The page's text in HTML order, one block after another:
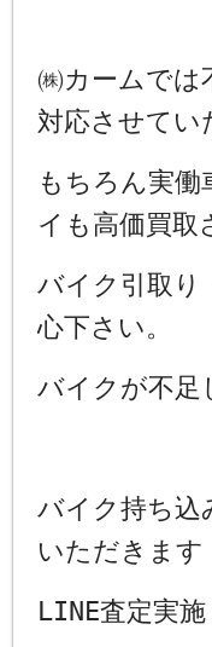
㈱カームでは
対応させてい
もちろん実
イも高価買取
バイク引取り
心下さい。
バイクが不足
バイク持ち込
いただきます
LINE査定実施